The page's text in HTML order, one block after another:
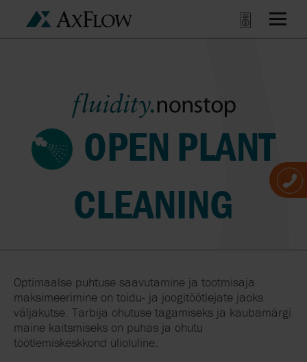
OPEN PLANT
CLEANING
Optimaalse puhtuse saavutamine ja tootmisaja
maksimeerimine on toidu- ja joogitöötlejate jaoks
väljakutse. Tarbija ohutuse tagamiseks ja kaubamärgi
maine kaitsmiseks on puhas ja ohutu
töötlemiskeskkond ülioluline.